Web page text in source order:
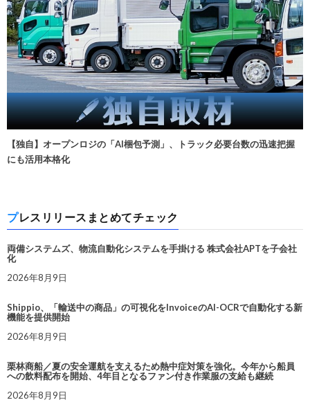
【独自】オープンロジの「AI梱包予測」、トラック必要台数の迅速把握
にも活用本格化
プレスリリースまとめてチェック
両備システムズ、物流自動化システムを手掛ける 株式会社APTを子会社
化
2026年8月9日
Shippio、「輸送中の商品」の可視化をInvoiceのAI-OCRで自動化する新
機能を提供開始
2026年8月9日
栗林商船／夏の安全運航を支えるため熱中症対策を強化。今年から船員
への飲料配布を開始、4年目となるファン付き作業服の支給も継続
2026年8月9日